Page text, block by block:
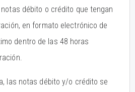
débito o crédito que tengan
en formato electrónico de
dentro de las 48 horas
las notas débito y/o crédito se